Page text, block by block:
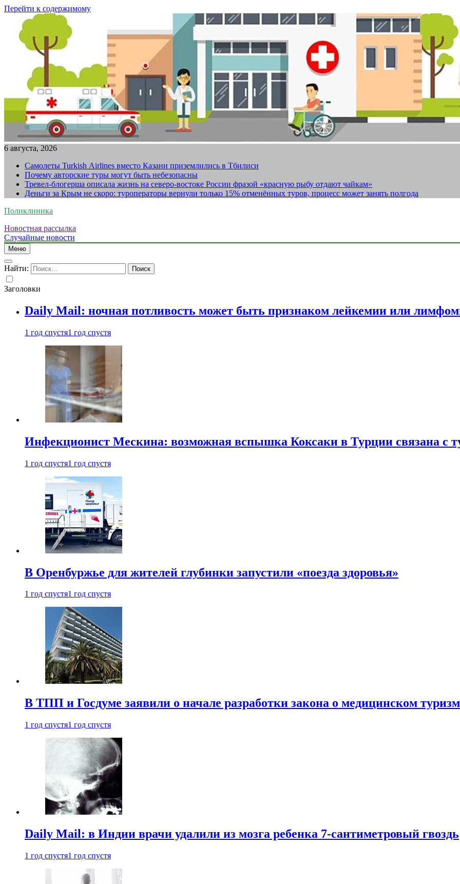
Перейти к содержимому
6 августа, 2026
Самолеты Turkish Airlines вместо Казани приземлились в Тбилиси
Почему авторские туры могут быть небезопасны
Тревел-блогерша описала жизнь на северо-востоке России фразой «красную рыбу отдают чайкам»
Деньги за Крым не скоро: туроператоры вернули только 15% отменённых туров, процесс может занять полгода
Поликлиника
Новостная рассылка
Случайные новости
Меню
Найти:
Заголовки
Daily Mail: ночная потливость может быть признаком лейкемии или
1 год спустя1 год спустя
Инфекционист Мескина: возможная вспышка Коксаки в Турции связана с
1 год спустя1 год спустя
В Оренбуржье для жителей глубинки запустили «поезда здоровья»
1 год спустя1 год спустя
В ТПП и Госдуме заявили о начале разработки закона о медицинском
1 год спустя1 год спустя
Daily Mail: в Индии врачи удалили из мозга ребенка 7-сантиметровый гвоздь
1 год спустя1 год спустя